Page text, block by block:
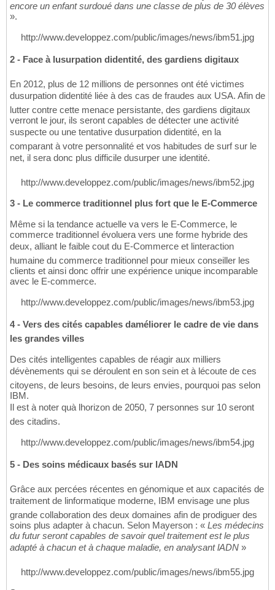
encore un enfant surdoué dans une classe de plus de 30 élèves
».
http://www.developpez.com/public/images/news/ibm51.jpg
2 - Face à lusurpation didentité, des gardiens digitaux
En 2012, plus de 12 millions de personnes ont été victimes
dusurpation didentité liée à des cas de fraudes aux USA. Afin de
lutter contre cette menace persistante, des gardiens digitaux
verront le jour, ils seront capables de détecter une activité
suspecte ou une tentative dusurpation didentité, en la
comparant à votre personnalité et vos habitudes de surf sur le
net, il sera donc plus difficile dusurper une identité.
http://www.developpez.com/public/images/news/ibm52.jpg
3 - Le commerce traditionnel plus fort que le E-Commerce
Même si la tendance actuelle va vers le E-Commerce, le
commerce traditionnel évoluera vers une forme hybride des
deux, alliant le faible cout du E-Commerce et linteraction
humaine du commerce traditionnel pour mieux conseiller les
clients et ainsi donc offrir une expérience unique incomparable
avec le E-commerce.
http://www.developpez.com/public/images/news/ibm53.jpg
4 - Vers des cités capables daméliorer le cadre de vie dans
les grandes villes
Des cités intelligentes capables de réagir aux milliers
dévènements qui se déroulent en son sein et à lécoute de ces
citoyens, de leurs besoins, de leurs envies, pourquoi pas selon
IBM.
Il est à noter quà lhorizon de 2050, 7 personnes sur 10 seront
des citadins.
http://www.developpez.com/public/images/news/ibm54.jpg
5 - Des soins médicaux basés sur lADN
Grâce aux percées récentes en génomique et aux capacités de
traitement de linformatique moderne, IBM envisage une plus
grande collaboration des deux domaines afin de prodiguer des
soins plus adapter à chacun. Selon Mayerson : « Les médecins
du futur seront capables de savoir quel traitement est le plus
adapté à chacun et à chaque maladie, en analysant lADN »
http://www.developpez.com/public/images/news/ibm55.jpg